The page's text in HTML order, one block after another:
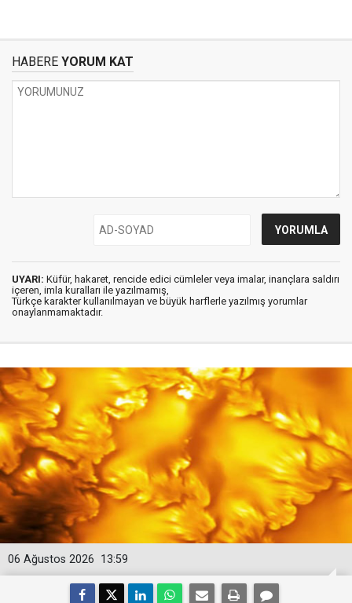
HABERE YORUM KAT
UYARI: Küfür, hakaret, rencide edici cümleler veya imalar, inançlara saldırı
içeren, imla kuralları ile yazılmamış,
Türkçe karakter kullanılmayan ve büyük harflerle yazılmış yorumlar
onaylanmamaktadır.
13:59
06 Ağustos 2026